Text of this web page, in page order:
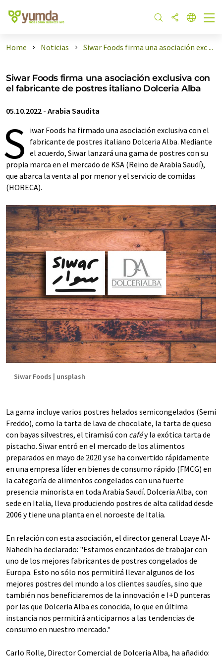
Home Noticias Siwar Foods firma una asociación exc ...
Siwar Foods firma una asociación exclusiva con
el fabricante de postres italiano Dolceria Alba
05.10.2022 - Arabia Saudita
S iwar Foods ha firmado una asociación exclusiva con el
fabricante de postres italiano Dolceria Alba. Mediante
el acuerdo, Siwar lanzará una gama de postres con su
propia marca en el mercado de KSA (Reino de Arabia Saudí),
que abarca la venta al por menor y el servicio de comidas
(HORECA).
Siwar Foods | unsplash
La gama incluye varios postres helados semicongelados (Semi
Freddo), como la tarta de lava de chocolate, la tarta de queso
con bayas silvestres, el tiramisú con caféy la exótica tarta de
pistacho. Siwar entró en el mercado de los alimentos
preparados en mayo de 2020 y se ha convertido rápidamente
en una empresa líder en bienes de consumo rápido (FMCG) en
la categoría de alimentos congelados con una fuerte
presencia minorista en toda Arabia Saudí. Dolceria Alba, con
sede en Italia, lleva produciendo postres de alta calidad desde
2006 y tiene una planta en el noroeste de Italia.
En relación con esta asociación, el director general Loaye Al-
Nahedh ha declarado: "Estamos encantados de trabajar con
uno de los mejores fabricantes de postres congelados de
Europa. Esto no sólo nos permitirá llevar algunos de los
mejores postres del mundo a los clientes saudíes, sino que
también nos beneficiaremos de la innovación e I+D punteras
por las que Dolceria Alba es conocida, lo que en última
instancia nos permitirá anticiparnos a las tendencias de
consumo en nuestro mercado."
Carlo Rolle, Director Comercial de Dolceria Alba, ha añadido: